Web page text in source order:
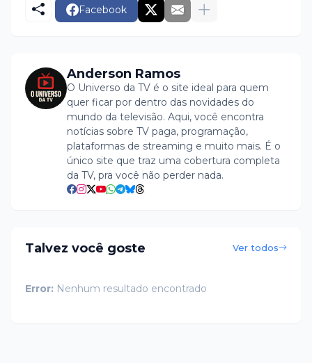
Facebook
Anderson Ramos
O Universo da TV é o site ideal para quem
quer ficar por dentro das novidades do
mundo da televisão. Aqui, você encontra
notícias sobre TV paga, programação,
plataformas de streaming e muito mais. É o
único site que traz uma cobertura completa
da TV, pra você não perder nada.
Talvez você goste Ver todos
Error: Nenhum resultado encontrado